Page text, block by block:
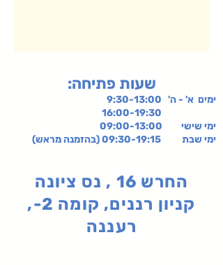
:שעות פתיחה
ימים א' - ה' 9:30-13:00
ימי שישי 09:00-13:00
ימי שבת 09:30-19:15 (בהזמנה מראש)
החרש 16 , נס ציונה
קניון רננים, קומה 2-,
רעננה